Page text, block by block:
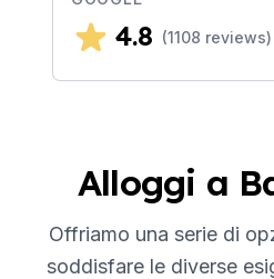
4.8 (1108 reviews)
Alloggi a
Offriamo una serie di
soddisfare le diverse